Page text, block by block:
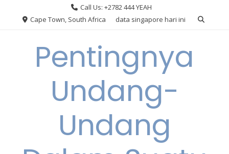
Call Us: +2782 444 YEAH
Cape Town, South Africa
data singapore hari ini
Pentingnya
Undang-
Undang